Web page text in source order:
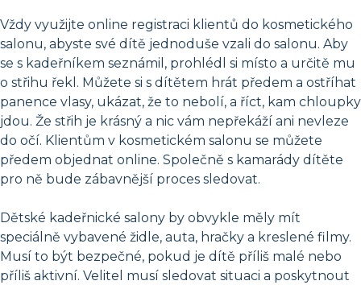
Vždy využijte online registraci klientů do kosmetického
salonu, abyste své dítě jednoduše vzali do salonu. Aby
se s kadeřníkem seznámil, prohlédl si místo a určitě mu
o střihu řekl. Můžete si s dítětem hrát předem a ostříhat
panence vlasy, ukázat, že to nebolí, a říct, kam chloupky
jdou. Že střih je krásný a nic vám nepřekáží ani nevleze
do očí. Klientům v kosmetickém salonu se můžete
předem objednat online. Společně s kamarády dítěte
pro ně bude zábavnější proces sledovat.
Dětské kadeřnické salony by obvykle měly mít
speciálně vybavené židle, auta, hračky a kreslené filmy.
Musí to být bezpečné, pokud je dítě příliš malé nebo
příliš aktivní. Velitel musí sledovat situaci a poskytnout